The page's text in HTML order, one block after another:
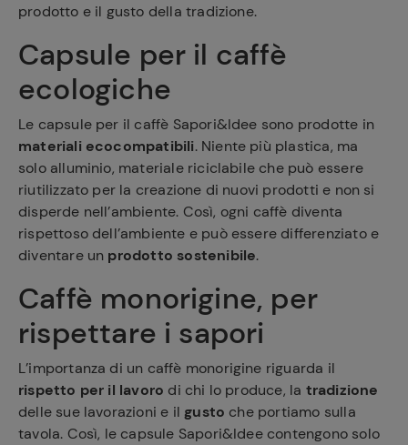
prodotto e il gusto della tradizione.
Capsule per il caffè
ecologiche
Le capsule per il caffè Sapori&Idee sono prodotte in
materiali ecocompatibili. Niente più plastica, ma
solo alluminio, materiale riciclabile che può essere
riutilizzato per la creazione di nuovi prodotti e non si
disperde nell’ambiente. Così, ogni caffè diventa
rispettoso dell’ambiente e può essere differenziato e
diventare un prodotto sostenibile.
Caffè monorigine, per
rispettare i sapori
L’importanza di un caffè monorigine riguarda il
rispetto per il lavoro di chi lo produce, la tradizione
delle sue lavorazioni e il gusto che portiamo sulla
tavola. Così, le capsule Sapori&Idee contengono solo